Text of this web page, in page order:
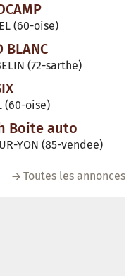
(60-oise)
BLANC
(72-sarthe)
(60-oise)
Boite auto
YON (85-vendee)
Toutes les annonces